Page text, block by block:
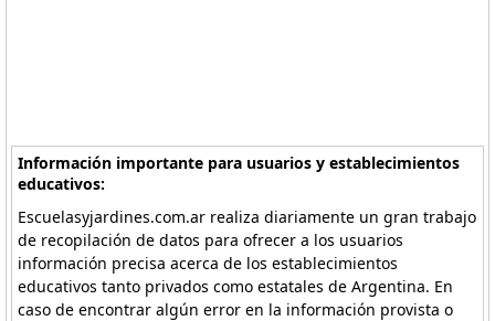
Información importante para usuarios y establecimientos
educativos:
Escuelasyjardines.com.ar realiza diariamente un gran trabajo
de recopilación de datos para ofrecer a los usuarios
información precisa acerca de los establecimientos
educativos tanto privados como estatales de Argentina. En
caso de encontrar algún error en la información provista o